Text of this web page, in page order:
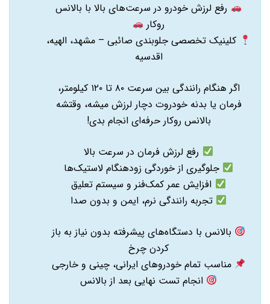
رفع لرزش خودرو در سرعت‌های بالا با بالانس
روکار
کلینیک تخصصی جلوبندی صائبی – مشهد، الهیه،
اقدسیه
اگر هنگام رانندگی بین سرعت ۸۰ تا ۱۲۰ کیلومتر،
فرمان یا بدنه خودروت دچار لرزش میشه، وقتشه
بالانس روکار حرفه‌ای انجام بدی!
رفع لرزش فرمان در سرعت بالا
جلوگیری از خوردگی زودهنگام لاستیک‌ها
افزایش عمر کمک‌فنر و سیستم تعلیق
تجربه رانندگی نرم، ایمن و بدون صدا
بالانس با دستگاه‌های پیشرفته بدون نیاز به باز
کردن چرخ
مناسب تمام خودروهای ایرانی، چینی و خارجی
انجام تست نهایی بعد از بالانس